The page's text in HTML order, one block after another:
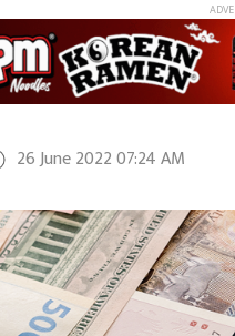
26 June 2022 07:24 AM